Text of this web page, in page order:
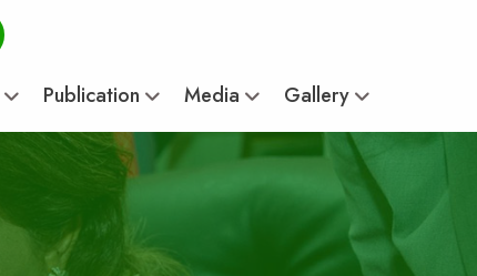
Publication Media Gallery